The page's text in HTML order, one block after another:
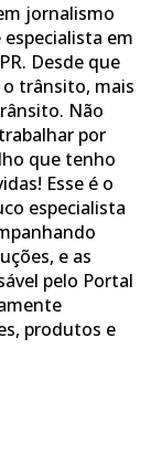
jornalismo
em
Desde que
trânsito, mais
Não
por
que tenho
Esse é o
especialista
e as
pelo Portal
produtos e